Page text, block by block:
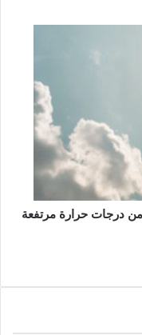
درجات حرارة مرتفعة